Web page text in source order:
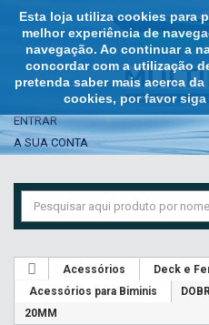
Esta loja utiliza cookies para
melhor experiência de
navegação. Ao continuar a
concordar com a utilização
pretenda saber mais acerca
cookies, por favor siga
ENTRAR
A SUA CONTA
Acessórios
Deck e
Acessórios para Biminis
20MM